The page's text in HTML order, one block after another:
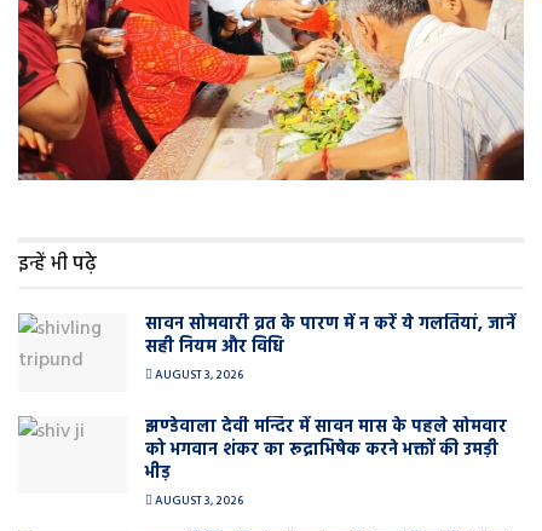
इन्हें भी पढ़े
सावन सोमवारी व्रत के पारण में न करें ये गलतियां, जानें
सही नियम और विधि
AUGUST 3, 2026
झण्डेवाला देवी मन्दिर में सावन मास के पहले सोमवार
को भगवान शंकर का रूद्राभिषेक करने भक्तों की उमड़ी
भीड़
AUGUST 3, 2026